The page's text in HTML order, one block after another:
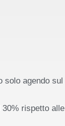
solo agendo sul
rispetto alle